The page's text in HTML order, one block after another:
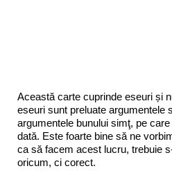
Această carte cuprinde eseuri și
eseuri sunt preluate argumentele
argumentele bunului simţ, pe
dată. Este foarte bine să ne
ca să facem acest lucru, trebuie
oricum, ci corect.